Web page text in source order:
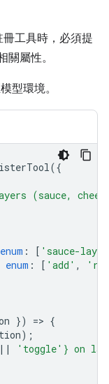
工具時，必須提
屬性。
型環境。
({
(sauce,
enum : [ 'sauce-
enum : [ 'add' ,
}) => {
);
|| 'toggle' } on